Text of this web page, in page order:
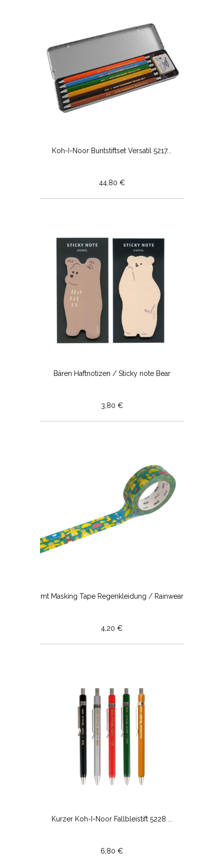
Koh-I-Noor Buntstiftset Versatil 5217...
44,80 €
Bären Haftnotizen / Sticky note Bear
3,80 €
mt Masking Tape Regenkleidung / Rainwear
4,20 €
Kurzer Koh-I-Noor Fallbleistift 5228 ...
6,80 €